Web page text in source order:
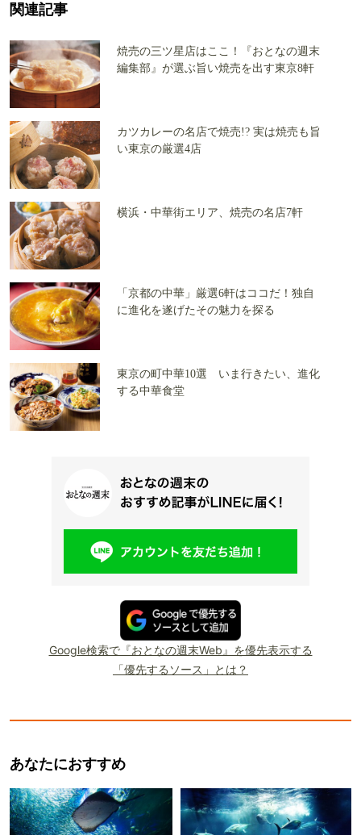
関連記事
焼売の三ツ星店はここ！『おとなの週末
編集部』が選ぶ旨い焼売を出す東京8軒
カツカレーの名店で焼売!? 実は焼売も旨
い東京の厳選4店
横浜・中華街エリア、焼売の名店7軒
「京都の中華」厳選6軒はココだ！独自
に進化を遂げたその魅力を探る
東京の町中華10選 いま行きたい、進化
する中華食堂
Google検索で『おとなの週末Web』を優先表示する
「優先するソース」とは？
あなたにおすすめ